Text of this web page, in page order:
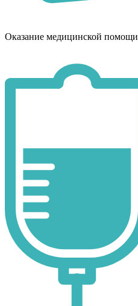
Оказание медицинской помощи